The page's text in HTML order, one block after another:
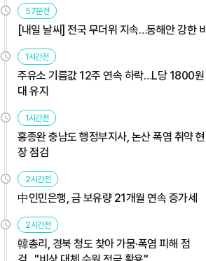
57분전
[내일 날씨] 전국 무더위 지속…동해안 강한 비
1시간전
주유소 기름값 12주 연속 하락…L당 1800원
대 유지
1시간전
홍종완 충남도 행정부지사, 논산 폭염 취약 현
장 점검
2시간전
中인민은행, 금 보유량 21개월 연속 증가세
2시간전
韓총리, 경북 청도 찾아 가뭄·폭염 피해 점